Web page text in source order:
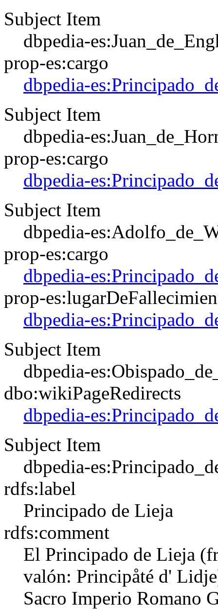
Subject Item
dbpedia-
prop-es:cargo
dbpedia-
Subject Item
dbpedia-
prop-es:cargo
dbpedia-
Subject Item
dbpedia-
prop-es:cargo
dbpedia-
prop-
dbpedia-
Subject Item
dbpedia-
dbo:wikiPageRedirects
dbpedia-
Subject Item
dbpedia-
rdfs:label
Principado de Lieja
rdfs:comment
El Principado de Lieja
valón: Principåté d'
Sacro Imperio Romano